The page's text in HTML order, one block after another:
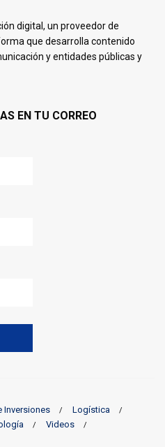
digital, un proveedor de
que desarrolla contenido
y entidades públicas y
EN TU CORREO
Inversiones
Logística
Videos